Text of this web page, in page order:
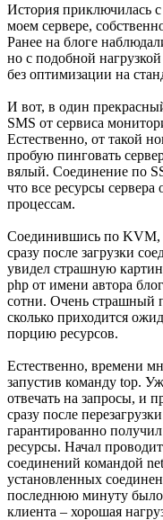
История приключилась
моем сервере,
Ранее на блоге
но с подобной
без оптимизации на
И вот, в один
SMS от сервиса
Естественно, от такой
пробую пинговать
вялый. Соединение по
что все ресурсы
процессам.
Соединившись по KVM,
сразу после загрузки
увидел страшную
php от имени автора
сотни. Очень страшный
сколько приходится
порцию ресурсов.
Естественно, времени
запустив команду top.
отвечать на запросы, и
сразу после
гарантированно
ресурсы. Начал
соединений командой
установленных
последнюю минуту было
клиента – хорошая